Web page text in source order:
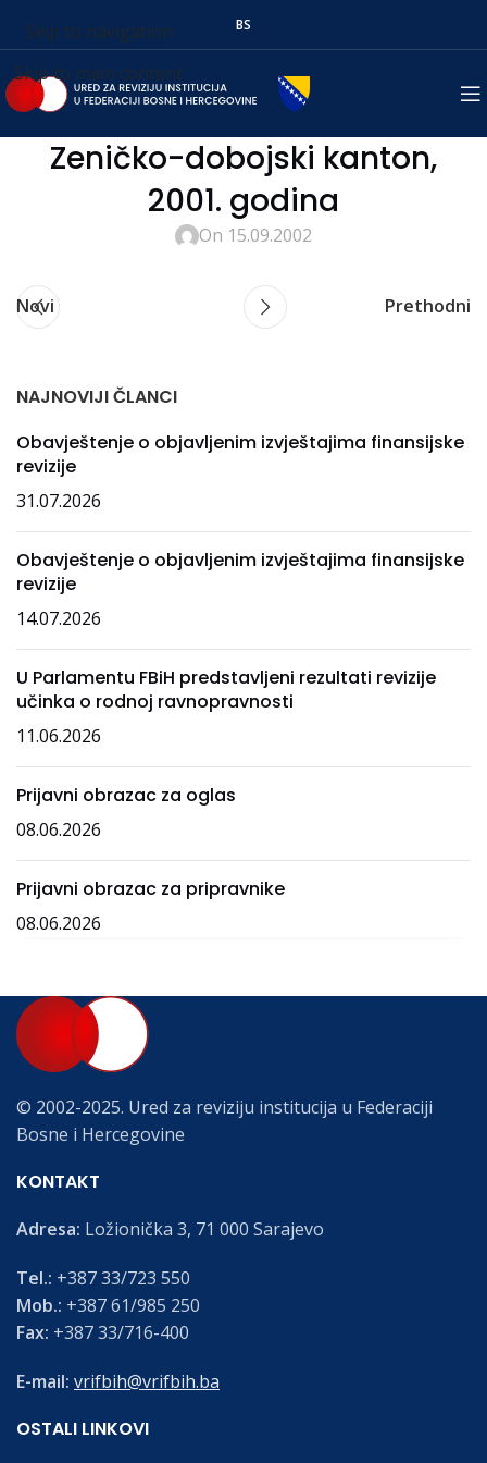
Skip to navigation
Skip to main content
BS
Zeničko-dobojski kanton,
2001. godina
On 15.09.2002
Novi Prethodni
NAJNOVIJI ČLANCI
Obavještenje o objavljenim izvještajima finansijske
revizije
31.07.2026
Obavještenje o objavljenim izvještajima finansijske
revizije
14.07.2026
U Parlamentu FBiH predstavljeni rezultati revizije
učinka o rodnoj ravnopravnosti
11.06.2026
Prijavni obrazac za oglas
08.06.2026
Prijavni obrazac za pripravnike
08.06.2026
© 2002-2025. Ured za reviziju institucija u Federaciji
Bosne i Hercegovine
KONTAKT
Adresa: Ložionička 3, 71 000 Sarajevo
Tel.: +387 33/723 550
Mob.: +387 61/985 250
Fax: +387 33/716-400
E-mail: vrifbih@vrifbih.ba
OSTALI LINKOVI